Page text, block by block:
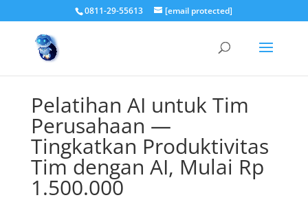
0811-29-55613 [email protected]
Pelatihan AI untuk Tim
Perusahaan —
Tingkatkan Produktivitas
Tim dengan AI, Mulai Rp
1.500.000